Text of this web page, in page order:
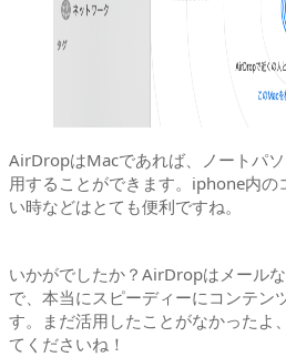
AirDropはMacであれば、ノートパ
用することができます。iphone内の
い時などはとても便利ですね。
いかがでしたか？AirDropはメール
で、本当にスピーディーにコンテン
す。まだ活用したことがなかったよ
てくださいね！